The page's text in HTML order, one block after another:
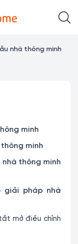
nhà thông minh
minh
minh
thông minh
giải pháp nhà
mở điều chỉnh